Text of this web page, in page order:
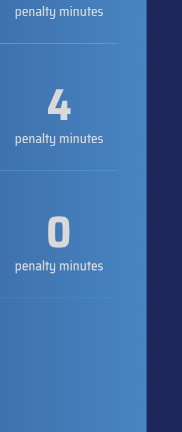
penalty minutes
4
penalty minutes
0
penalty minutes